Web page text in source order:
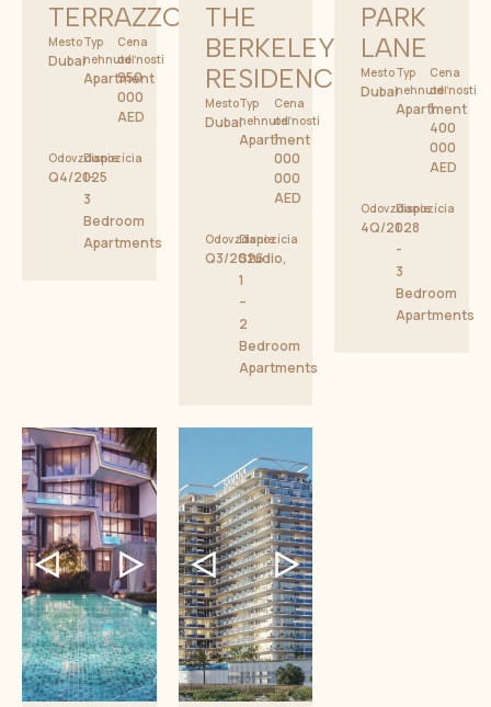
TERRAZZO
Mesto
Dubai
Typ
nehnuteľnosti
Apartment
Cena
od
950
000
AED
Odovzdanie
Q4/2025
Dispozícia
1-
3
Bedroom
Apartments
THE
BERKELEY
RESIDENCES
Mesto
Dubai
Typ
nehnuteľnosti
Apartment
Cena
od
1
000
000
AED
Odovzdanie
Q3/2026
Dispozícia
Studio,
1
–
2
Bedroom
Apartments
PARK
LANE
Mesto
Dubai
Typ
nehnuteľnosti
Apartment
Cena
od
1
400
000
AED
Odovzdanie
4Q/2028
Dispozícia
1
-
3
Bedroom
Apartments